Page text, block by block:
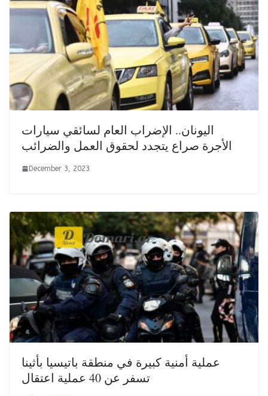
اليونان.. الإضراب العام لسائقي سيارات
الأجرة صراع يتجدد لحقوق العمل والضرائب
December 3, 2023
عملية أمنية كبيرة في منطقة باتيسيا بأثينا
تسفر عن 40 عملية اعتقال